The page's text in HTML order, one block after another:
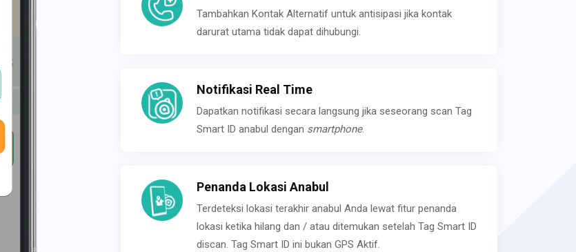
Tambahkan Kontak Alternatif untuk antisipasi jika kontak
darurat utama tidak dapat dihubungi.
Notifikasi Real Time
Dapatkan notifikasi secara langsung jika seseorang scan Tag
Smart ID anabul dengan smartphone.
Penanda Lokasi Anabul
Terdeteksi lokasi terakhir anabul Anda lewat fitur penanda
lokasi ketika hilang dan / atau ditemukan setelah Tag Smart ID
discan. Tag Smart ID ini bukan GPS Aktif.